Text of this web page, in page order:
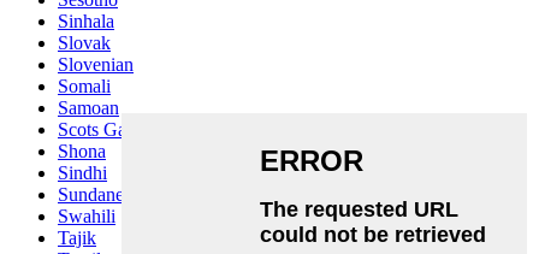
Sinhala
Slovak
Slovenian
Somali
Samoan
Scots Gaelic
Shona
Sindhi
Sundanese
Swahili
Tajik